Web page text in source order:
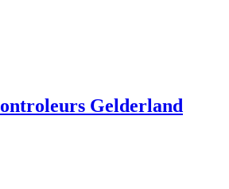
Gelderland